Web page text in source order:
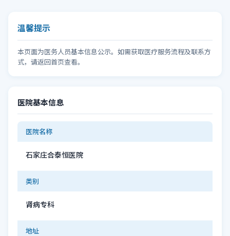
温馨提示
本页面为医务人员基本信息公示。如需获取医疗服务流程及联系方
式，请返回首页查看。
医院基本信息
医院名称
石家庄合泰恒医院
类别
肾病专科
地址